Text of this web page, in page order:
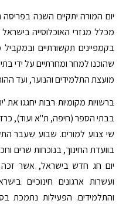
מכלל מגזרי האוכלוסייה בישראל
בקמפיינים תקשורתיים ובמקביל
שהוכנו למחר ומחרתיים על ידי
מועצת התלמידים והנוער, ועד
ברשויות מקומיות רבות יחגגו את
בבתי הספר (חיפה, ת"א ועוד),
שי צנוע למורים. שבוע שעבר
בוועדת החינוך, בנוכחות שרים
יום חג חדש בישראל, אשר
ועשרות ארגונים חינוכיים